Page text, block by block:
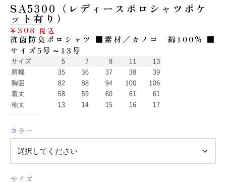
SA5300（レディースポロシャツポケ
ット有り）
¥ 308 税込
抗菌防臭ポロシャツ ■素材／カノコ 綿100% ■
サイズ5号～13号
カラー
サイズ